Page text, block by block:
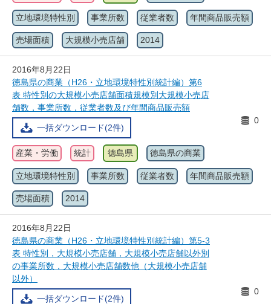
立地環境特性別 事業所数 従業者数 年間商品販売額
売場面積 大規模小売店舗 2014
2016年8月22日
徳島県の商業（H26・立地環境特性別統計編）第6
表 特性別の大規模小売店舗面積規模別大規模小売店
舗数，事業所数，従業者数及び年間商品販売額
一括ダウンロード(2件)
0
産業・労働 統計 徳島県 徳島県の商業
立地環境特性別 事業所数 従業者数 年間商品販売額
売場面積 2014
2016年8月22日
徳島県の商業（H26・立地環境特性別統計編）第5-3
表 特性別，大規模小売店舗，大規模小売店舗以外別
の事業所数，大規模小売店舗数他（大規模小売店舗
以外）
一括ダウンロード(2件)
0